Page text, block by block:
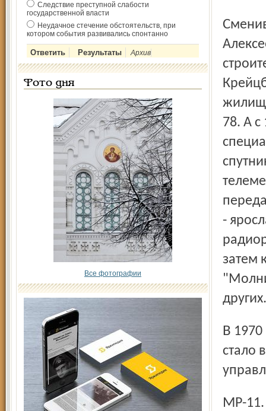
Следствие преступной слабости
государственной власти
Неудачное стечение обстоятельств, при
котором события развивались спонтанно
Архив
Фото дня
Все фотографии
Сменивший Л. А. Левина третий директор Николай
78. А с
-
затем
других.
В 1970 году серьезным испытанием для предприятия
стало
МР-11. Старшее поколение еще помнит сообщения в